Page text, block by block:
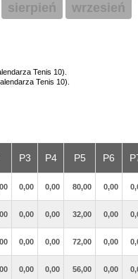
sierpień
wrzesień
Tenis 10).
Tenis 10).
P3 P4 P5 P6
0,00 0,00 80,00 0,00
0,00 0,00 32,00 0,00
0,00 0,00 72,00 0,00
0,00 0,00 56,00 0,00